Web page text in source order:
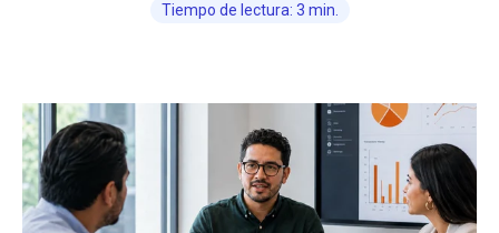
Tiempo de lectura: 3 min.